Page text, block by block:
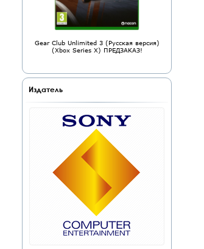
Gear Club Unlimited 3 (Русская версия)
(Xbox Series X) ПРЕДЗАКАЗ!
Издатель